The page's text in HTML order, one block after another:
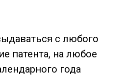
с любого
патента, на любое
года